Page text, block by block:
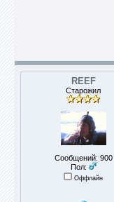
REEF
Старожил
Сообщений: 900
Пол:
Оффлайн